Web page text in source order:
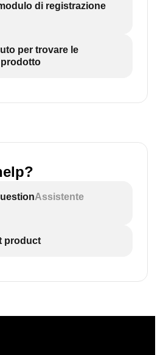
di registrazione
per trovare le
Assistente
product